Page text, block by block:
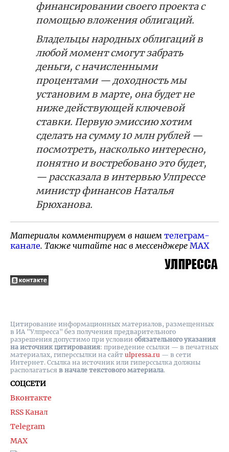
финансировании своего проекта с
помощью вложения облигаций.
Владельцы народных облигаций в
любой момент смогут забрать
деньги, с начисленными
процентами — доходность мы
установим в марте, она будет не
ниже действующей ключевой
ставки. Первую эмиссию хотим
сделать на сумму 10 млн рублей —
посмотреть, насколько интересно,
понятно и востребовано это будет,
— рассказала в интервью Улпрессе
министр финансов Наталья
Брюханова.
Материалы комментируем в нашем телеграм-
канале. Также читайте нас в мессенджере MAX
СОЦСЕТИ
Вконтакте
RSS Канал
Telegram
MAX
Цитирование информационных материалов, размещенных
в ИА "Улпресса" без получения предварительного
разрешения допустимо при условии обязательного указания
на источник цитирования: приведение ссылки — в печатных
материалах, гиперссылки на cайт ulpressa.ru — в сети
Интернет. Ссылка на источник или гиперссылка должны
располагаться в начале текстового материала.